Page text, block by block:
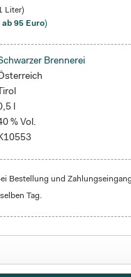
Liter)
ab 95 Euro)
Brennerei
Tirol
l
% Vol.
Bestellung und
Tag.